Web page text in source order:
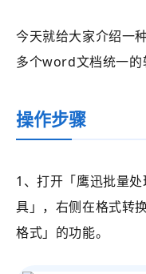
今天就给大家介绍一
多个word文档统一的
操作步骤
1、打开 「鹰迅批量处
具」 ，右侧在格式转
格式」的功能。